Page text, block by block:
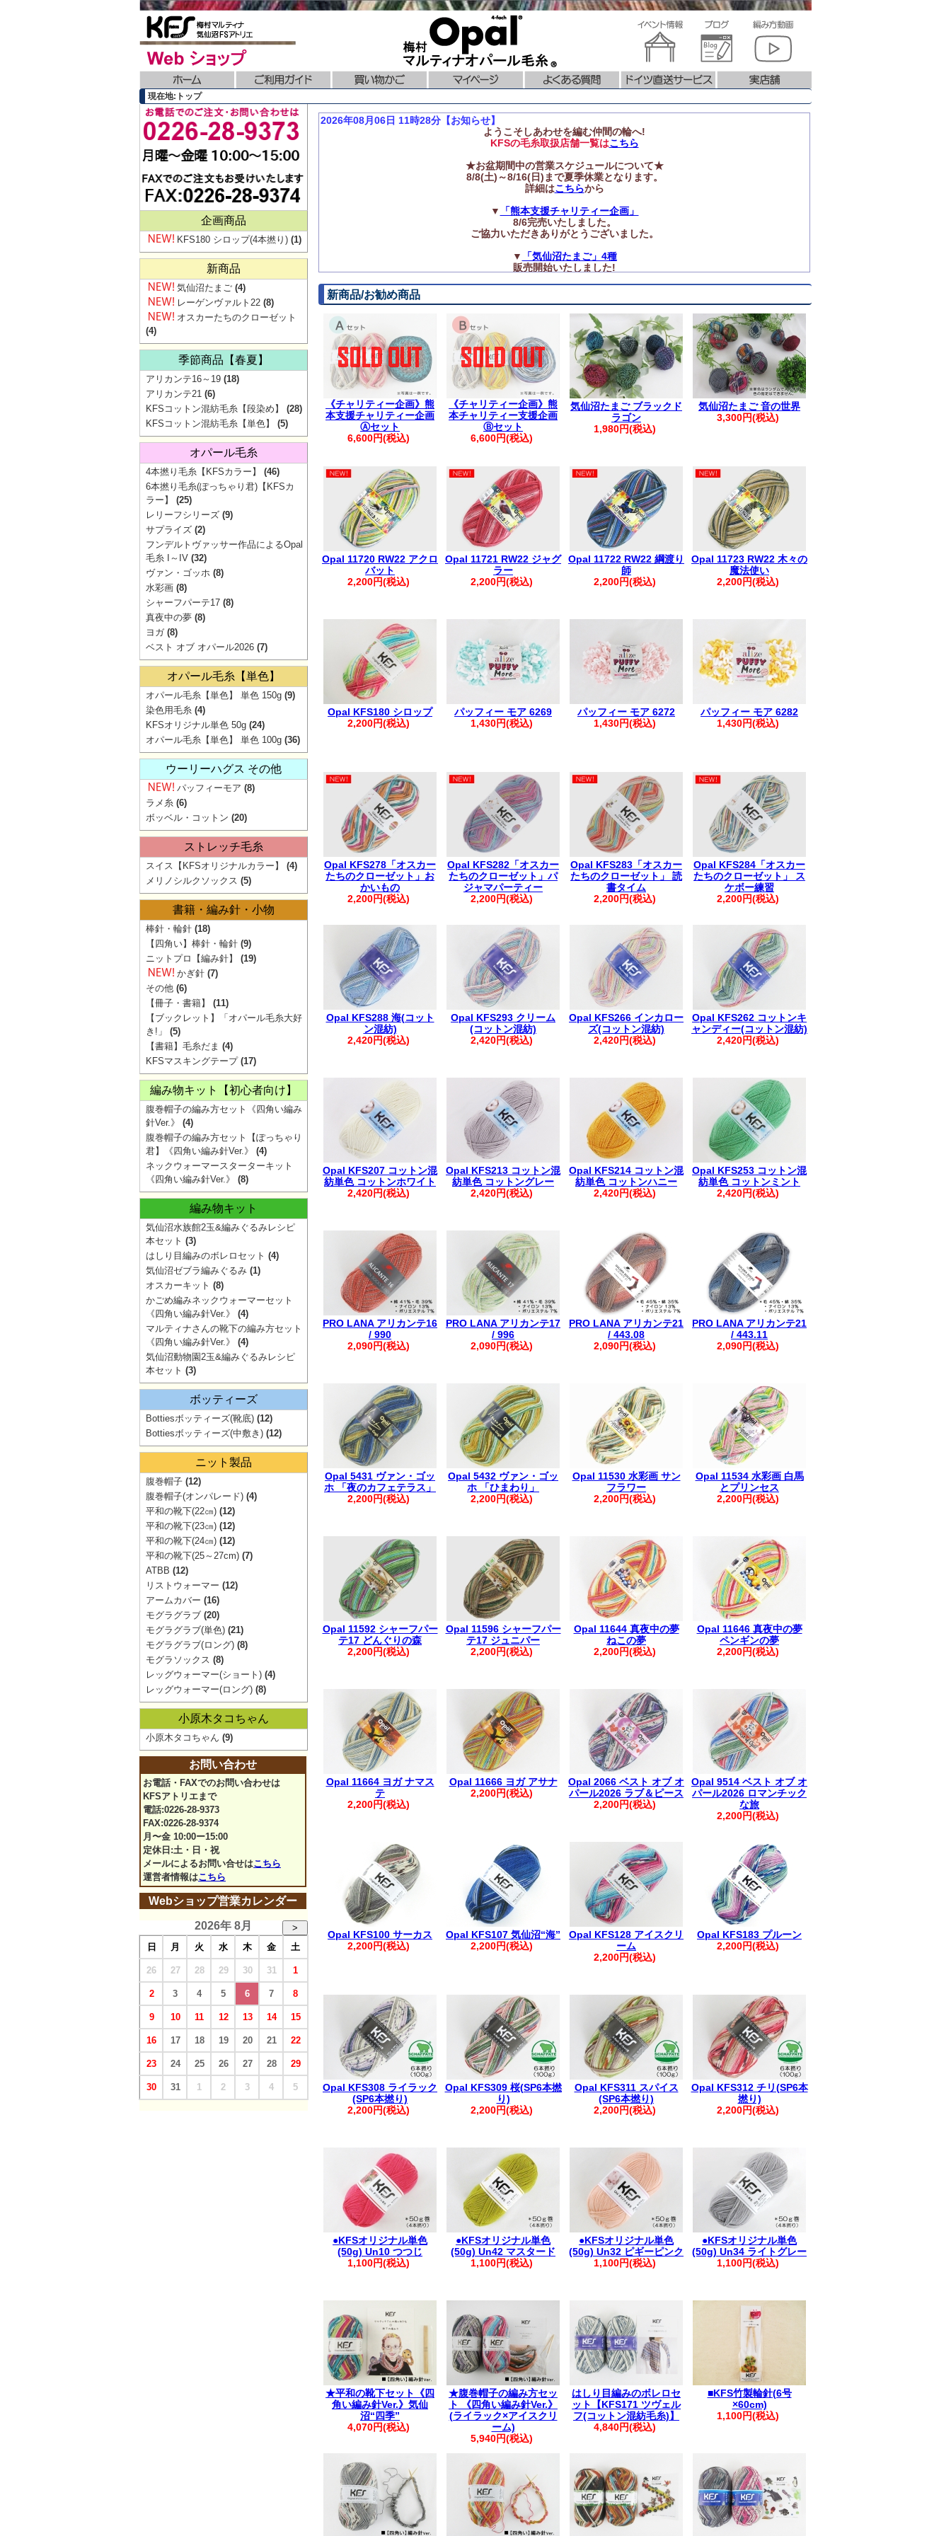
現在地:トップ
2026年08月06日 11時28分【お知らせ】
ようこそしあわせを編む仲間の輪へ!
KFSの毛糸取扱店舗一覧はこちら
★お盆期間中の営業スケジュールについて★
8/8(土)～8/16(日)まで夏季休業となります。
詳細はこちらから
▼
「熊本支援チャリティー企画」
8/6完売いたしました。
ご協力いただきありがとうございました。
▼
「気仙沼たまご」4種
販売開始いたしました!
ニットプロ【編み針】各種
再入荷いたしました!
▼価格改定のお知らせ (2026年7月1日実施)
【配送につきまして】
地震の影響で一部地域に配送遅延・出荷停止が発生しています
最新の配送状況をご確認ください※ヤマト運輸お知らせ
【重要】PayPay決済エラーにより、ご注文が完了していない場合がございます
ご注文前に、ご利用ガイドをご確認ください。
。.。:+* ゜ ゜゜ *+:。.。:+* ゜ ゜゜ *+:。.。.。:+* ゜ ゜゜ *+
▲フリーメールをご利用のお客様へ▲
お手数ですが【@kfsamimono.com】を受信許可設定のうえ
ご注文・お問い合わせいただきますようお願い申し上げます
。.。:+* ゜ ゜゜ *+:。.。:+* ゜ ゜゜ *+:。.。.。:+* ゜ ゜゜ *+
【お客様へお願い】
【ご注文に関するご案内】
・ご登録の際は、ご住所に番地の記載漏れがないかご確認ください。
・ご注文後は、マイページの「購入履歴を見る」より内容をご確認ください。
※購入履歴に記載がない場合は、ご注文が未確定の可能性がございますので、改めてご注文をお願いいたしま
・商品の取り置きは承っておりませんので、あらかじめご了承ください。
・着日指定は、ご購入日より1週間以内で承っております。
※1週間を超える場合は取り置き扱いとなり、対応いたしかねます。
・複数回に分けてご注文いただいた場合、同日発送となるご注文につきましては、まとめて発送させていただ
く場合がございます。
その際は、メールにて【同梱完了しました】とご案内いたします。
・お振込みで複数のご注文を一括でご入金いただいた場合は、ご注文も1件におまとめさせていただきます。
・自動返信メールが届かない場合は、お手数ですがお電話にてご連絡ください。
※※弊社からの心当たりのないメールが届いた際は、誠に恐れ入りますが、破棄していただきますようお願い
申し上げます。
新商品/お勧め商品
《チャリティー企画》熊
本支援チャリティー企画
Ⓐセット
6,600円(税込)
《チャリティー企画》熊
本チャリティー支援企画
Ⓑセット
6,600円(税込)
気仙沼たまご ブラックド
ラゴン
1,980円(税込)
気仙沼たまご 音の世界
3,300円(税込)
Opal 11720 RW22 アクロ
バット
2,200円(税込)
Opal 11721 RW22 ジャグ
ラー
2,200円(税込)
Opal 11722 RW22 綱渡り
師
2,200円(税込)
Opal 11723 RW22 木々の
魔法使い
2,200円(税込)
Opal KFS180 シロップ
2,200円(税込)
パッフィー モア 6269
1,430円(税込)
パッフィー モア 6272
1,430円(税込)
パッフィー モア 6282
1,430円(税込)
Opal KFS278「オスカー
たちのクローゼット」お
かいもの
2,200円(税込)
Opal KFS282「オスカー
たちのクローゼット」パ
ジャマパーティー
2,200円(税込)
Opal KFS283「オスカー
たちのクローゼット」 読
書タイム
2,200円(税込)
Opal KFS284「オスカー
たちのクローゼット」 ス
ケボー練習
2,200円(税込)
Opal KFS288 海(コット
ン混紡)
2,420円(税込)
Opal KFS293 クリーム
(コットン混紡)
2,420円(税込)
Opal KFS266 インカロー
ズ(コットン混紡)
2,420円(税込)
Opal KFS262 コットンキ
ャンディー(コットン混紡)
2,420円(税込)
Opal KFS207 コットン混
紡単色 コットンホワイト
2,420円(税込)
Opal KFS213 コットン混
紡単色 コットングレー
2,420円(税込)
Opal KFS214 コットン混
紡単色 コットンハニー
2,420円(税込)
Opal KFS253 コットン混
紡単色 コットンミント
2,420円(税込)
PRO LANA アリカンテ16
/ 990
2,090円(税込)
PRO LANA アリカンテ17
/ 996
2,090円(税込)
PRO LANA アリカンテ21
/ 443.08
2,090円(税込)
PRO LANA アリカンテ21
/ 443.11
2,090円(税込)
Opal 5431 ヴァン・ゴッ
ホ 「夜のカフェテラス」
2,200円(税込)
Opal 5432 ヴァン・ゴッ
ホ 「ひまわり」
2,200円(税込)
Opal 11530 水彩画 サン
フラワー
2,200円(税込)
Opal 11534 水彩画 白馬
とプリンセス
2,200円(税込)
Opal 11592 シャーフパー
テ17 どんぐりの森
2,200円(税込)
Opal 11596 シャーフパー
テ17 ジュニパー
2,200円(税込)
Opal 11644 真夜中の夢
ねこの夢
2,200円(税込)
Opal 11646 真夜中の夢
ペンギンの夢
2,200円(税込)
Opal 11664 ヨガ ナマス
テ
2,200円(税込)
Opal 11666 ヨガ アサナ
2,200円(税込)
Opal 2066 ベスト オブ オ
パール2026 ラブ＆ピース
2,200円(税込)
Opal 9514 ベスト オブ オ
パール2026 ロマンチック
な旅
2,200円(税込)
Opal KFS100 サーカス
2,200円(税込)
Opal KFS107 気仙沼“海”
2,200円(税込)
Opal KFS128 アイスクリ
ーム
2,200円(税込)
Opal KFS183 プルーン
2,200円(税込)
Opal KFS308 ライラック
(SP6本撚り)
2,200円(税込)
Opal KFS309 桜(SP6本撚
り)
2,200円(税込)
Opal KFS311 スパイス
(SP6本撚り)
2,200円(税込)
Opal KFS312 チリ(SP6本
撚り)
2,200円(税込)
●KFSオリジナル単色
(50g) Un10 つつじ
1,100円(税込)
●KFSオリジナル単色
(50g) Un42 マスタード
1,100円(税込)
●KFSオリジナル単色
(50g) Un32 ピギーピンク
1,100円(税込)
●KFSオリジナル単色
(50g) Un34 ライトグレー
1,100円(税込)
★平和の靴下セット《四
角い編み針Ver.》気仙
沼“四季”
4,070円(税込)
★腹巻帽子の編み方セッ
ト 《四角い編み針Ver.》
(ライラック×アイスクリ
ーム)
5,940円(税込)
はしり目編みのボレロセ
ット【KFS171 ツヴェル
フ(コットン混紡毛糸)】
4,840円(税込)
■KFS竹製輪針(6号
×60cm)
1,100円(税込)
企画商品
KFS180 シロップ(4本撚り) (1)
新商品
気仙沼たまご (4)
レーゲンヴァルト22 (8)
オスカーたちのクローゼット
(4)
季節商品【春夏】
アリカンテ16～19 (18)
アリカンテ21 (6)
KFSコットン混紡毛糸【段染め】
(28)
KFSコットン混紡毛糸【単色】
(5)
オパール毛糸
4本撚り毛糸【KFSカラー】
(46)
6本撚り毛糸(ぽっちゃり君)【KFSカ
ラー】
(25)
レリーフシリーズ (9)
サプライズ (2)
フンデルトヴァッサー作品によるOpal
毛糸 I～IV (32)
ヴァン・ゴッホ (8)
水彩画 (8)
シャーフパーテ17 (8)
真夜中の夢 (8)
ヨガ(8)
ベスト オブ オパール2026 (7)
オパール毛糸【単色】
オパール毛糸【単色】 単色 150g (9)
染色用毛糸 (4)
KFSオリジナル単色 50g (24)
オパール毛糸【単色】 単色 100g (36)
ウーリーハグス その他
パッフィーモア (8)
ラメ糸 (6)
ボッベル・コットン (20)
ストレッチ毛糸
スイス【KFSオリジナルカラー】
(4)
メリノシルクソックス (5)
書籍・編み針・小物
棒針・輪針 (18)
【四角い】棒針・輪針 (9)
ニットプロ【編み針】
(19)
かぎ針 (7)
その他 (6)
【冊子・書籍】
(11)
【ブックレット】「オパール毛糸大好
き!」
(5)
【書籍】毛糸だま (4)
KFSマスキングテープ(17)
編み物キット【初心者向け】
腹巻帽子の編み方セット《四角い編み
針Ver.》
(4)
腹巻帽子の編み方セット【ぽっちゃり
君】《四角い編み針Ver.》
(4)
ネックウォーマースターターキット
《四角い編み針Ver.》
(8)
編み物キット
気仙沼水族館2玉&編みぐるみレシピ
本セット (3)
はしり目編みのボレロセット (4)
気仙沼ゼブラ編みぐるみ (1)
オスカーキット (8)
かごめ編みネックウォーマーセット
《四角い編み針Ver.》
(4)
マルティナさんの靴下の編み方セット
《四角い編み針Ver.》
(4)
気仙沼動物園2玉&編みぐるみレシピ
本セット (3)
ボッティーズ
Bottiesボッティーズ(靴底) (12)
Bottiesボッティーズ(中敷き) (12)
ニット製品
腹巻帽子 (12)
腹巻帽子(オンパレード) (4)
平和の靴下(22㎝) (12)
平和の靴下(23㎝) (12)
平和の靴下(24㎝) (12)
平和の靴下(25～27cm) (7)
ATBB (12)
リストウォーマー (12)
アームカバー (16)
モグラグラブ (20)
モグラグラブ(単色) (21)
モグラグラブ(ロング) (8)
モグラソックス (8)
レッグウォーマー(ショート) (4)
レッグウォーマー(ロング) (8)
小原木タコちゃん
小原木タコちゃん (9)
お問い合わせ
お電話・FAXでのお問い合わせは
KFSアトリエまで
電話:0226-28-9373
FAX:0226-28-9374
月〜金 10:00ー15:00
定休日:土・日・祝
メールによるお問い合せはこちら
運営者情報はこちら
Webショップ営業カレンダー
2026年 8月
>
日
月 火 水 木 金 土
26 27 28 29 30 31 1
2 3 4 5 6 7 8
9 10 11 12 13 14 15
16 17 18 19 20 21 22
23 24 25 26 27 28 29
30 31 1 2 3 4 5